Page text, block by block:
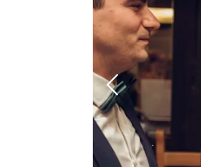
Vorheriges